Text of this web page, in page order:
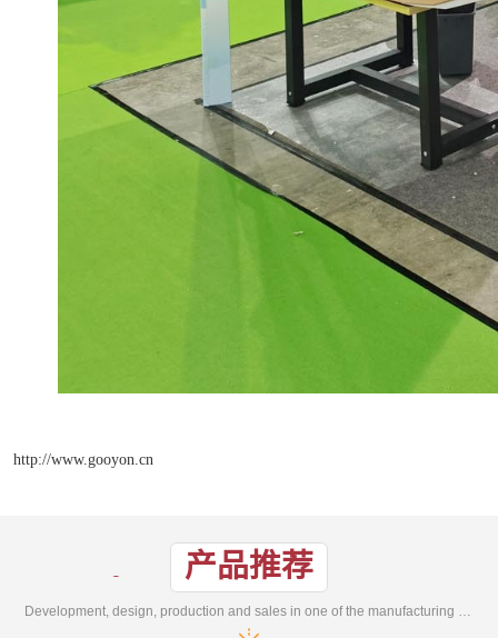
http://www.gooyon.cn
产品推荐
Development, design, production and sales in one of the manufacturing enterprises